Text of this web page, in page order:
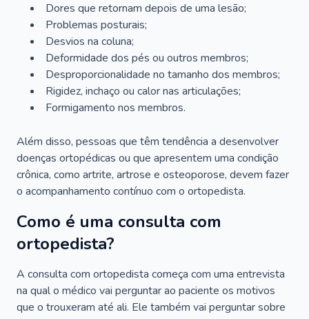
Dores que retornam depois de uma lesão;
Problemas posturais;
Desvios na coluna;
Deformidade dos pés ou outros membros;
Desproporcionalidade no tamanho dos membros;
Rigidez, inchaço ou calor nas articulações;
Formigamento nos membros.
Além disso, pessoas que têm tendência a desenvolver
doenças ortopédicas ou que apresentem uma condição
crônica, como artrite, artrose e osteoporose, devem fazer
o acompanhamento contínuo com o ortopedista.
Como é uma consulta com
ortopedista?
A consulta com ortopedista começa com uma entrevista
na qual o médico vai perguntar ao paciente os motivos
que o trouxeram até ali. Ele também vai perguntar sobre